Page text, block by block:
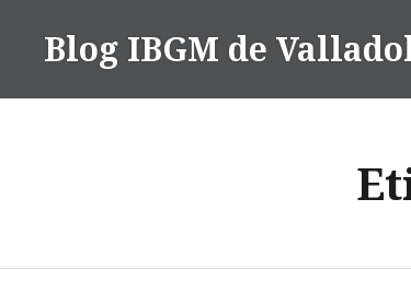
contenidoBlog IBGM de